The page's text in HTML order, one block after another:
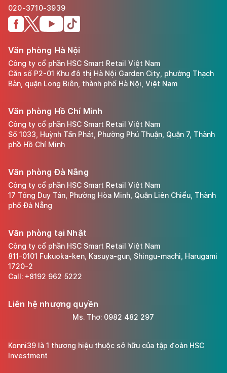
020-3710-3939
Văn phòng Hà Nội
Công ty cổ phần HSC Smart Retail Việt Nam
Căn số P2-01 Khu đô thị Hà Nội Garden City, phường Thạch
Bàn, quận Long Biên, thành phố Hà Nội, Việt Nam
Văn phòng Hồ Chí Minh
Công ty cổ phần HSC Smart Retail Việt Nam
Số 1033, Huỳnh Tấn Phát, Phường Phú Thuận, Quận 7, Thành
phồ Hồ Chí Minh
Văn phòng Đà Nẵng
Công ty cổ phần HSC Smart Retail Việt Nam
17 Tống Duy Tân, Phường Hòa Minh, Quận Liên Chiểu, Thành
phố Đà Nẵng
Văn phòng tại Nhật
Công ty cổ phần HSC Smart Retail Việt Nam
811-0101 Fukuoka-ken, Kasuya-gun, Shingu-machi, Harugami
1720-2
Call: +8192 962 5222
Liên hệ nhượng quyền
Ms. Thơ: 0982 482 297
Konni39 là 1 thương hiệu thuộc sở hữu của tập đoàn HSC
Investment